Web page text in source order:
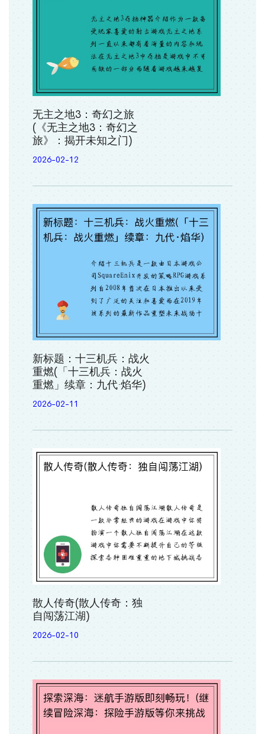
无主之地3：奇幻之旅
(《无主之地3：奇幻之
旅》：揭开未知之门)
2026-02-12
新标题：十三机兵：战火
重燃(「十三机兵：战火
重燃」续章：九代·焰华)
2026-02-11
散人传奇(散人传奇：独
自闯荡江湖)
2026-02-10